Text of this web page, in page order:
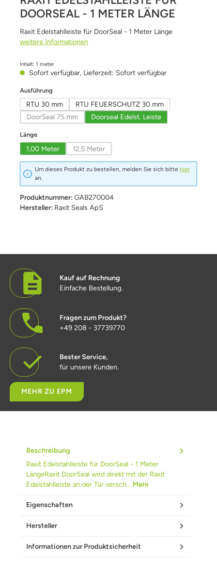
DOORSEAL - 1 METER LÄNGE
Raxit Edelstahlleiste für DoorSeal - 1 Meter Länge
weitere Informationen
Inhalt: 1 meter
Sofort verfügbar, Lieferzeit: Sofort verfügbar
Ausführung
RTU 30 mm
RTU FEUERSCHUTZ 30 mm
DoorSeal 75 mm(Diese Option ist zurzeit nicht verfügbar.)
Doorseal Edelst. Leiste
Längeauswählen
1,00 Meter 12,5 Meter(Diese Option ist zurzeit nicht verfügbar.)
Um dieses Produkt zu bestellen, melden Sie sich bitte hier
an.
Produktnummer: GAB270004
Hersteller: Raxit Seals ApS
Kauf auf Rechnung
Einfache Bestellung.
Fragen zum Produkt?
+49 208 - 37739770
Bester Service,
für unsere Kunden.
MEHR ZU EPM
Beschreibung
Raxit Edelstahlleiste für DoorSeal - 1 Meter
LängeRaxit DoorSeal wird direkt mit der Raxit
Edelstahlleiste an der Tür versch… Mehr
Eigenschaften
Hersteller
Informationen zur Produktsicherheit